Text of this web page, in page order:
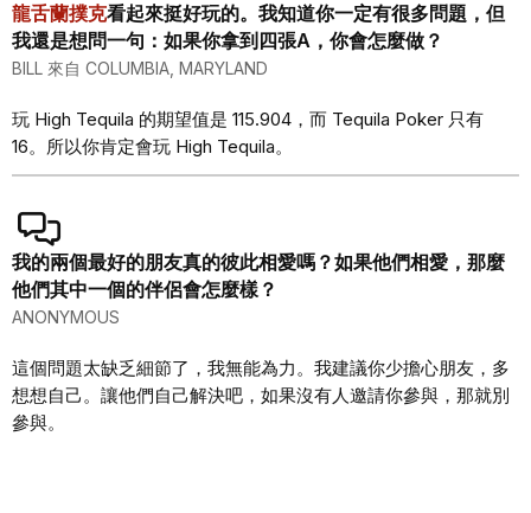
龍舌蘭撲克看起來挺好玩的。我知道你一定有很多問題，但
我還是想問一句：如果你拿到四張A，你會怎麼做？
BILL 來自 COLUMBIA, MARYLAND
玩 High Tequila 的期望值是 115.904，而 Tequila Poker 只有
16。所以你肯定會玩 High Tequila。
我的兩個最好的朋友真的彼此相愛嗎？如果他們相愛，那麼
他們其中一個的伴侶會怎麼樣？
ANONYMOUS
這個問題太缺乏細節了，我無能為力。我建議你少擔心朋友，多
想想自己。讓他們自己解決吧，如果沒有人邀請你參與，那就別
參與。